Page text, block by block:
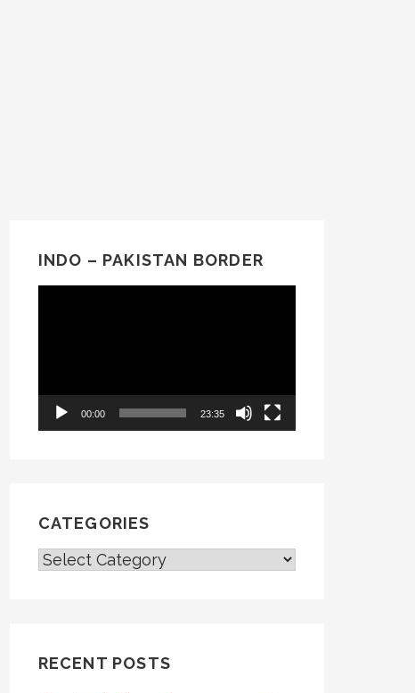
INDO – PAKISTAN BORDER
00:00 23:35
CATEGORIES
CATEGORIES
RECENT POSTS